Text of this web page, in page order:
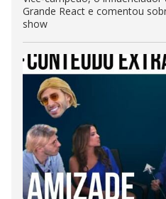
Grande React e comentou
show